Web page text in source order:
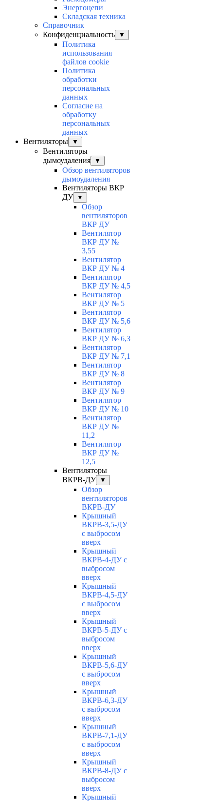
Энергоцепи
Складская техника
Справочник
Конфиденциальность
▼
Политика
использования
файлов cookie
Политика
обработки
персональных
данных
Согласие на
обработку
персональных
данных
Вентиляторы
▼
Вентиляторы
дымоудаления
▼
Обзор вентиляторов
дымоудаления
Вентиляторы ВКР
ДУ
▼
Обзор
вентиляторов
ВКР ДУ
Вентилятор
ВКР ДУ №
3,55
Вентилятор
ВКР ДУ № 4
Вентилятор
ВКР ДУ № 4,5
Вентилятор
ВКР ДУ № 5
Вентилятор
ВКР ДУ № 5,6
Вентилятор
ВКР ДУ № 6,3
Вентилятор
ВКР ДУ № 7,1
Вентилятор
ВКР ДУ № 8
Вентилятор
ВКР ДУ № 9
Вентилятор
ВКР ДУ № 10
Вентилятор
ВКР ДУ №
11,2
Вентилятор
ВКР ДУ №
12,5
Вентиляторы
ВКРВ-ДУ
▼
Обзор
вентиляторов
ВКРВ-ДУ
Крышный
ВКРВ-3,5-ДУ
с выбросом
вверх
Крышный
ВКРВ-4-ДУ с
выбросом
вверх
Крышный
ВКРВ-4,5-ДУ
с выбросом
вверх
Крышный
ВКРВ-5-ДУ с
выбросом
вверх
Крышный
ВКРВ-5,6-ДУ
с выбросом
вверх
Крышный
ВКРВ-6,3-ДУ
с выбросом
вверх
Крышный
ВКРВ-7,1-ДУ
с выбросом
вверх
Крышный
ВКРВ-8-ДУ с
выбросом
вверх
Крышный